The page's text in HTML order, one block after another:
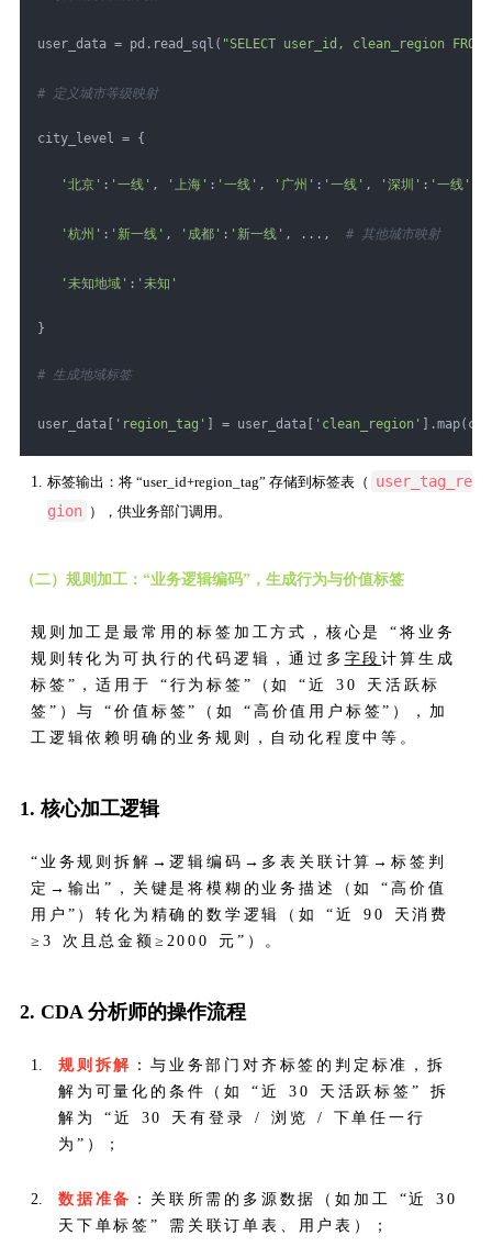
user_data = pd.read_sql( "SELECT user_id, clean_region
# 定义城市等级映射
city_level = {
'北京' : '一线' , '上海' : '一线' , '广州' : '一线' , '深圳' : '一线'
'杭州' : '新一线' , '成都' : '新一线' , ..., # 其他城市映射
'未知地域' : '未知'
}
# 生成地域标签
user_data[ 'region_tag' ] = user_data[ 'clean_region'
标签输出：将 “user_id+region_tag” 存储到标签表（ user_tag_re
gion ），供业务部门调用。
（二）规则加工：“业务逻辑编码”，生成行为与价值标签
规则加工是最常用的标签加工方式，核心是 “将业务
规则转化为可执行的代码逻辑，通过多 字段计算生成
标签”，适用于 “行为标签”（如 “近 30 天活跃标
签”）与 “价值标签”（如 “高价值用户标签”），加
工逻辑依赖明确的业务规则，自动化程度中等。
1. 核心加工逻辑
“业务规则拆解→逻辑编码→多表关联计算→标签判
定→输出”，关键是将模糊的业务描述（如 “高价值
用户”）转化为精确的数学逻辑（如 “近 90 天消费
≥3 次且总金额≥2000 元”）。
2. CDA 分析师的操作流程
规则拆解 ：与业务部门对齐标签的判定标准，拆
解为可量化的条件（如 “近 30 天活跃标签” 拆
解为 “近 30 天有登录 / 浏览 / 下单任一行
为”）；
数据准备 ：关联所需的多源数据（如加工 “近 30
天下单标签” 需关联订单表、用户表）；